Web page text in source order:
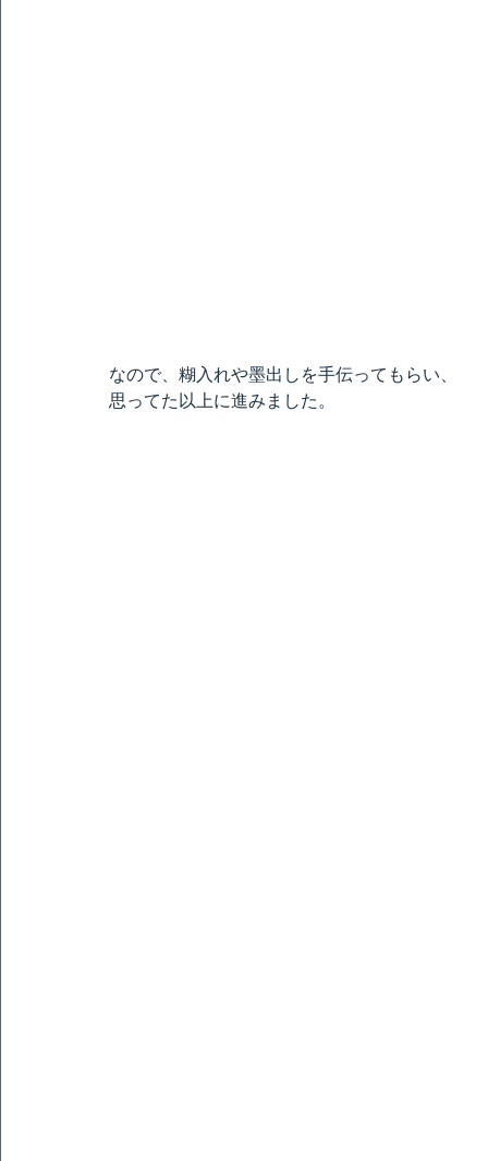
なので、糊入れや墨出しを手伝ってもらい、
思ってた以上に進みました。